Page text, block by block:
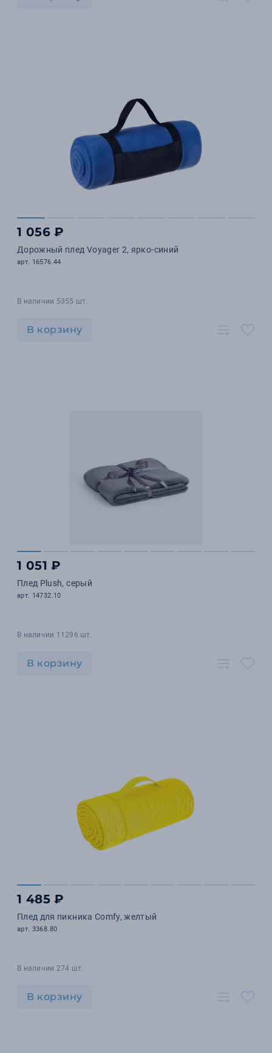
1 056 ₽
Дорожный плед Voyager 2, ярко-синий
арт. 16576.44
В наличии 5355 шт.
В корзину
1 051 ₽
Плед Plush, серый
арт. 14732.10
В наличии 11296 шт.
В корзину
1 485 ₽
Плед для пикника Comfy, желтый
арт. 3368.80
В наличии 274 шт.
В корзину